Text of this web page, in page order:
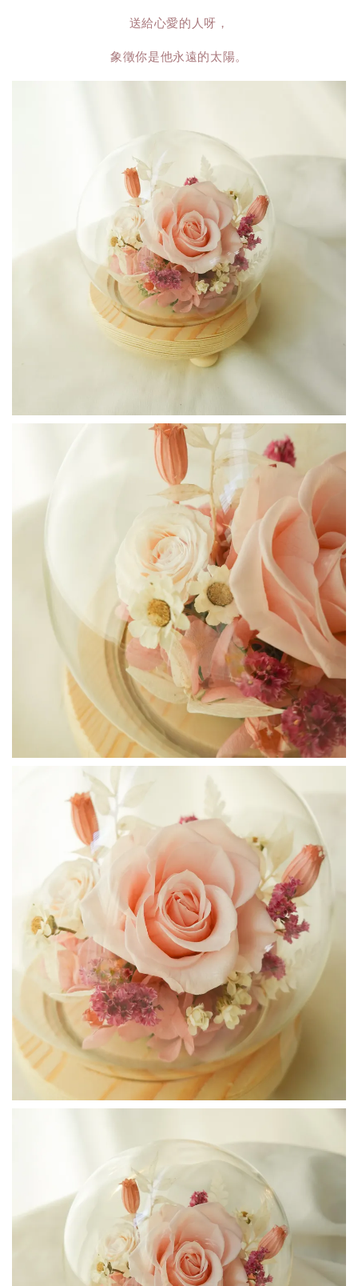
送給心愛的人呀，
象徵你是他永遠的太陽。